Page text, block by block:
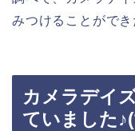
みつけることがで
カメラデイ
ていました